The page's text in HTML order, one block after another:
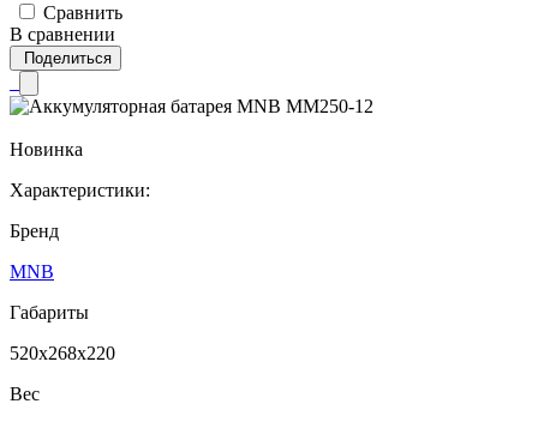
Сравнить
В сравнении
Поделиться
Новинка
Характеристики:
Бренд
MNB
Габариты
520x268x220
Вес